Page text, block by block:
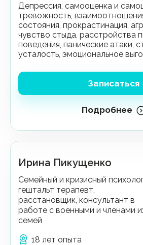
депрессия, самооценка и самоценность, апатия,
тревожность,
состояния, прокрастинация,
чувство стыда, расстройства
поведения, панические атаки,
усталость, эмоциональное
Записаться
Подробнее
Ирина Пикущенко
Семейный и кризисный
гештальт терапевт,
расстановщик, консультант в
работе с военными и членами
семей
18 лет опыта